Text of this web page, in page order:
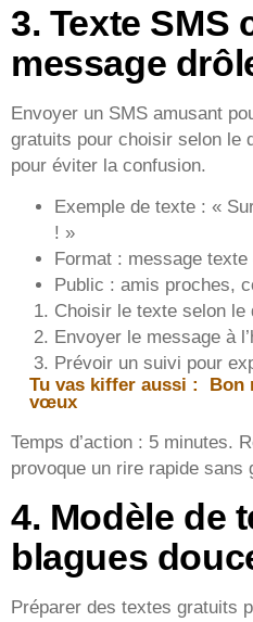
3. Texte SMS
message
Envoyer un SMS amusant
gratuits pour choisir selon le
pour éviter la confusion.
Exemple de texte : «
! »
Format : message texte
Public : amis proches,
Choisir le texte selon le
Envoyer le message à
Prévoir un suivi pour
Tu vas kiffer aussi :
Bon
vœux
Temps d’action : 5 minutes.
provoque un rire rapide sans
4. Modèle de
blagues
Préparer des textes gratuits